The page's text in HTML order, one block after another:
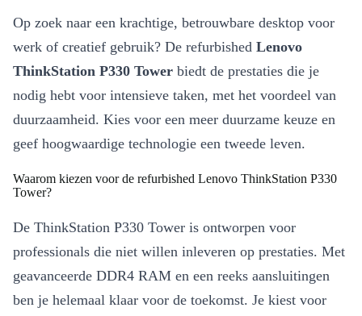
Op zoek naar een krachtige, betrouwbare desktop voor
werk of creatief gebruik? De refurbished Lenovo
ThinkStation P330 Tower biedt de prestaties die je
nodig hebt voor intensieve taken, met het voordeel van
duurzaamheid. Kies voor een meer duurzame keuze en
geef hoogwaardige technologie een tweede leven.
Waarom kiezen voor de refurbished Lenovo ThinkStation P330
Tower?
De ThinkStation P330 Tower is ontworpen voor
professionals die niet willen inleveren op prestaties. Met
geavanceerde DDR4 RAM en een reeks aansluitingen
ben je helemaal klaar voor de toekomst. Je kiest voor